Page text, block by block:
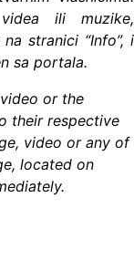
ili muzike,
stranici “Info”, i
sa portala.
or the
their respective
video or any of
located on